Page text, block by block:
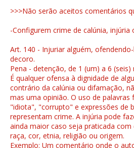
>>>Não serão aceitos comentários
-Configurem crime de calúnia, injúria
Art. 140 - Injuriar alguém,
decoro.
Pena - detenção, de 1 (um) a 6
É qualquer ofensa à dignidade de
contrário da calúnia ou difamação,
mas uma opinião. O uso de
"idiota", "corrupto" e expressões de
representam crime. A injúria pode
ainda maior caso seja praticada
raça, cor, etnia, religião ou origem.
Exemplo: Um comentário onde o